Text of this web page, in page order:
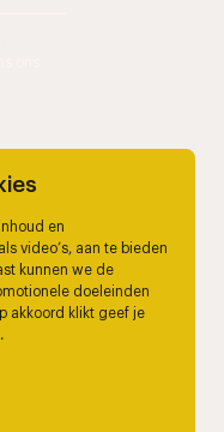
en
video’s, aan te bieden
kunnen we de
doeleinden
akkoord klikt geef je